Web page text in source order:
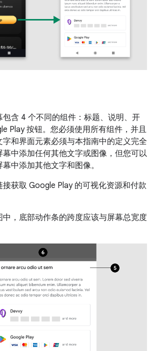
含 4 个不同的组件：标题、说明、开
Play 按钮。您必须使用所有组件，并且
和界面元素必须与本指南中的定义完全
中添加任何其他文字或图像，但您可以
中添加其他文字和图像。
获取 Google Play 的可视化资源和付款
，底部动作条的跨度应该与屏幕总宽度